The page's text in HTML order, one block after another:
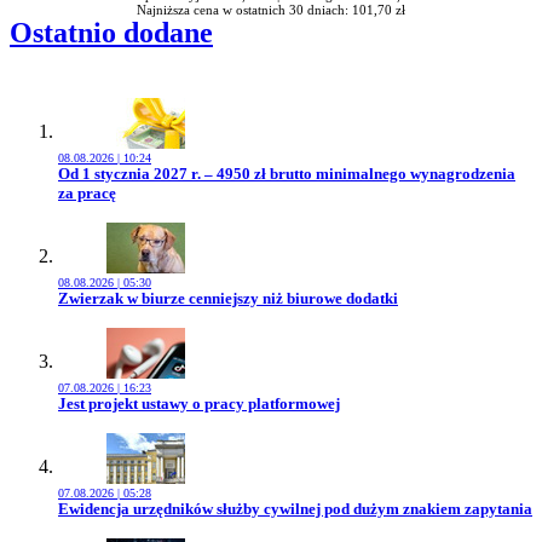
Najniższa cena w ostatnich 30 dniach: 101,70 zł
Ostatnio dodane
08.08.2026 | 10:24
Przejdź do artykułu:
Od 1 stycznia 2027 r. – 4950 zł brutto minimalnego wynagrodzenia
za pracę
08.08.2026 | 05:30
Przejdź do artykułu:
Zwierzak w biurze cenniejszy niż biurowe dodatki
07.08.2026 | 16:23
Przejdź do artykułu:
Jest projekt ustawy o pracy platformowej
07.08.2026 | 05:28
Przejdź do artykułu:
Ewidencja urzędników służby cywilnej pod dużym znakiem zapytania